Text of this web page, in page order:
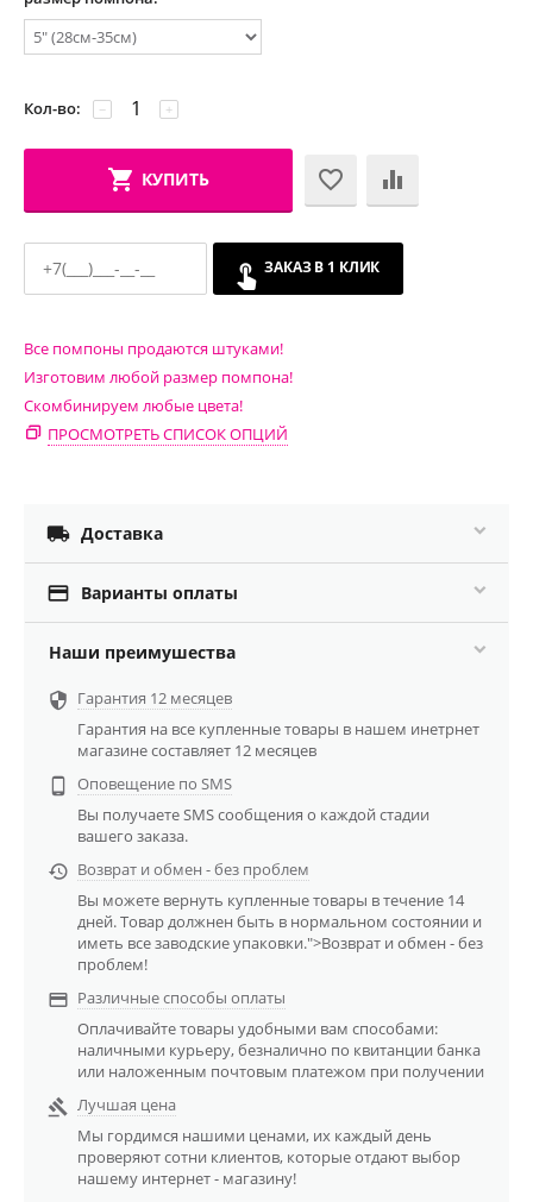
Кол-во: +
−
КУПИТЬ
ЗАКАЗ В 1 КЛИК
Все помпоны продаются штуками!
Изготовим любой размер помпона!
Скомбинируем любые цвета!
ПРОСМОТРЕТЬ СПИСОК ОПЦИЙ
 Доставка
 Варианты оплаты
Наши преимушества
 Гарантия 12 месяцев
Гарантия на все купленные товары в нашем инетрнет
магазине составляет 12 месяцев

Оповещение по SMS
Вы получаете SMS сообщения о каждой стадии
вашего заказа.
 Возврат и обмен - без проблем
Вы можете вернуть купленные товары в течение 14
дней. Товар должнен быть в нормальном состоянии и
иметь все заводские упаковки.">Возврат и обмен - без
проблем!
 Различные способы оплаты
Оплачивайте товары удобными вам способами:
наличными курьеру, безналично по квитанции банка
или наложенным почтовым платежом при получении

Лучшая цена
Мы гордимся нашими ценами, их каждый день
проверяют сотни клиентов, которые отдают выбор
нашему интернет - магазину!